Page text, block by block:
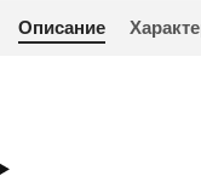
Описание